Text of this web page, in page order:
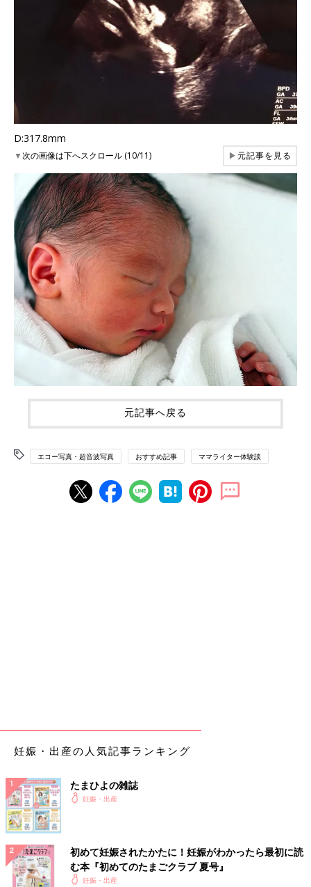
D:317.8mm
▼次の画像は下へスクロール (10/11) ▶元記事を見る
元記事へ戻る
エコー写真・超音波写真 おすすめ記事 ママライター体験談
妊娠・出産の人気記事ランキング
たまひよの雑誌
妊娠・出産
初めて妊娠されたかたに！妊娠がわかったら最初に読
む本『初めてのたまごクラブ 夏号』
妊娠・出産